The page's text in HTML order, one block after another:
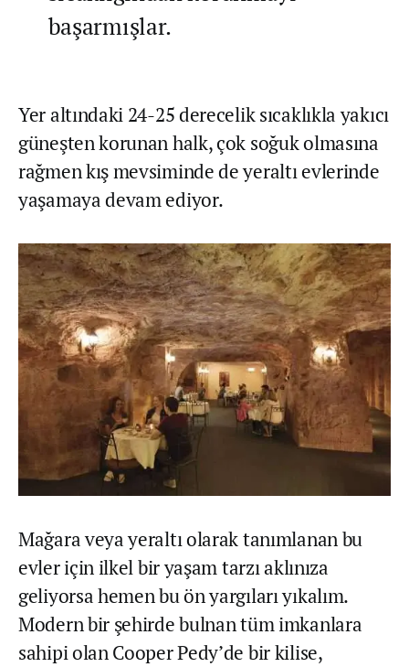
başarmışlar.
Yer altındaki 24-25 derecelik sıcaklıkla yakıcı
güneşten korunan halk, çok soğuk olmasına
rağmen kış mevsiminde de yeraltı evlerinde
yaşamaya devam ediyor.
Mağara veya yeraltı olarak tanımlanan bu
evler için ilkel bir yaşam tarzı aklınıza
geliyorsa hemen bu ön yargıları yıkalım.
Modern bir şehirde bulnan tüm imkanlara
sahipi olan Cooper Pedy’de bir kilise,